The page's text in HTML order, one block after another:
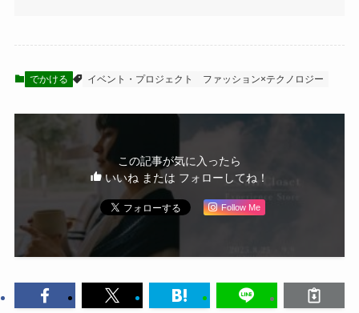
でかける イベント・プロジェクト ファッション×テクノロジー
この記事が気に入ったら
いいね または フォローしてね！
Follow Me